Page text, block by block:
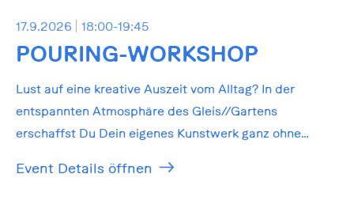
17.9.2026 18:00-19:45
POURING-WORKSHOP
Lust auf eine kreative Auszeit vom Alltag? In der
entspannten Atmosphäre des Gleis//Gartens
erschaffst Du Dein eigenes Kunstwerk ganz ohne
Event Details öffnen